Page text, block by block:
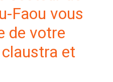
Faou vous
de votre
et